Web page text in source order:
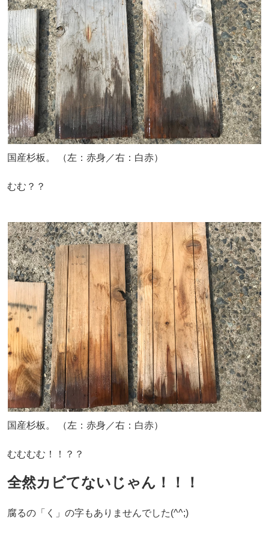
国産杉板。 （左：赤身／右：白赤）
むむ？？
国産杉板。 （左：赤身／右：白赤）
むむむむ！！？？
全然カビてないじゃん！！！
腐るの「く」の字もありませんでした(^^;)